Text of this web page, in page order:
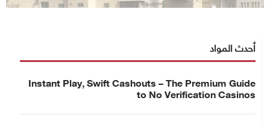
أحدث المواد
Instant Play, Swift Cashouts – The Premium Guide
to No Verification Casinos